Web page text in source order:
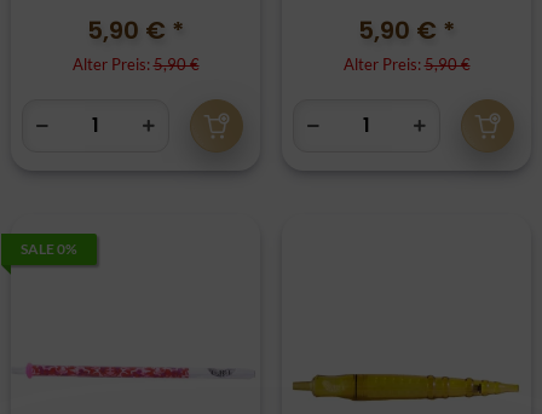
5,90 € *
Alter Preis:5,90 €
5,90 € *
Alter Preis:5,90 €
SALE 0%